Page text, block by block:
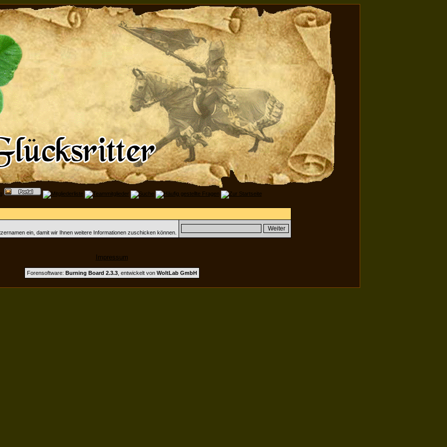
ein, damit wir Ihnen weitere Informationen zuschicken können.
Impressum
Forensoftware: Burning Board 2.3.3, entwickelt von WoltLab GmbH